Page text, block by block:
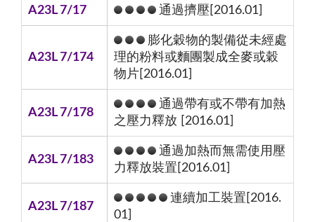
A23L 7/17 通過擠壓[2016.01]
A23L 7/174
膨化穀物的製備從未經處
理的粉料或麵團製成全麥或穀
物片[2016.01]
A23L 7/178
通過帶有或不帶有加熱
之壓力釋放 [2016.01]
A23L 7/183
通過加熱而無需使用壓
力釋放裝置[2016.01]
A23L 7/187
連續加工裝置[2016.
01]